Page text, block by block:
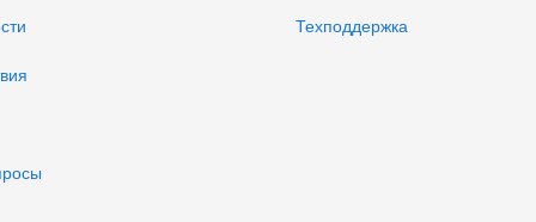
Техподдержка